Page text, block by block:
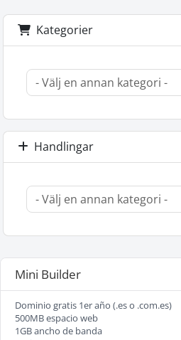
Kategorier
Handlingar
Mini Builder
Dominio gratis 1er año (.es o .com.es)
500MB espacio web
1GB ancho de banda